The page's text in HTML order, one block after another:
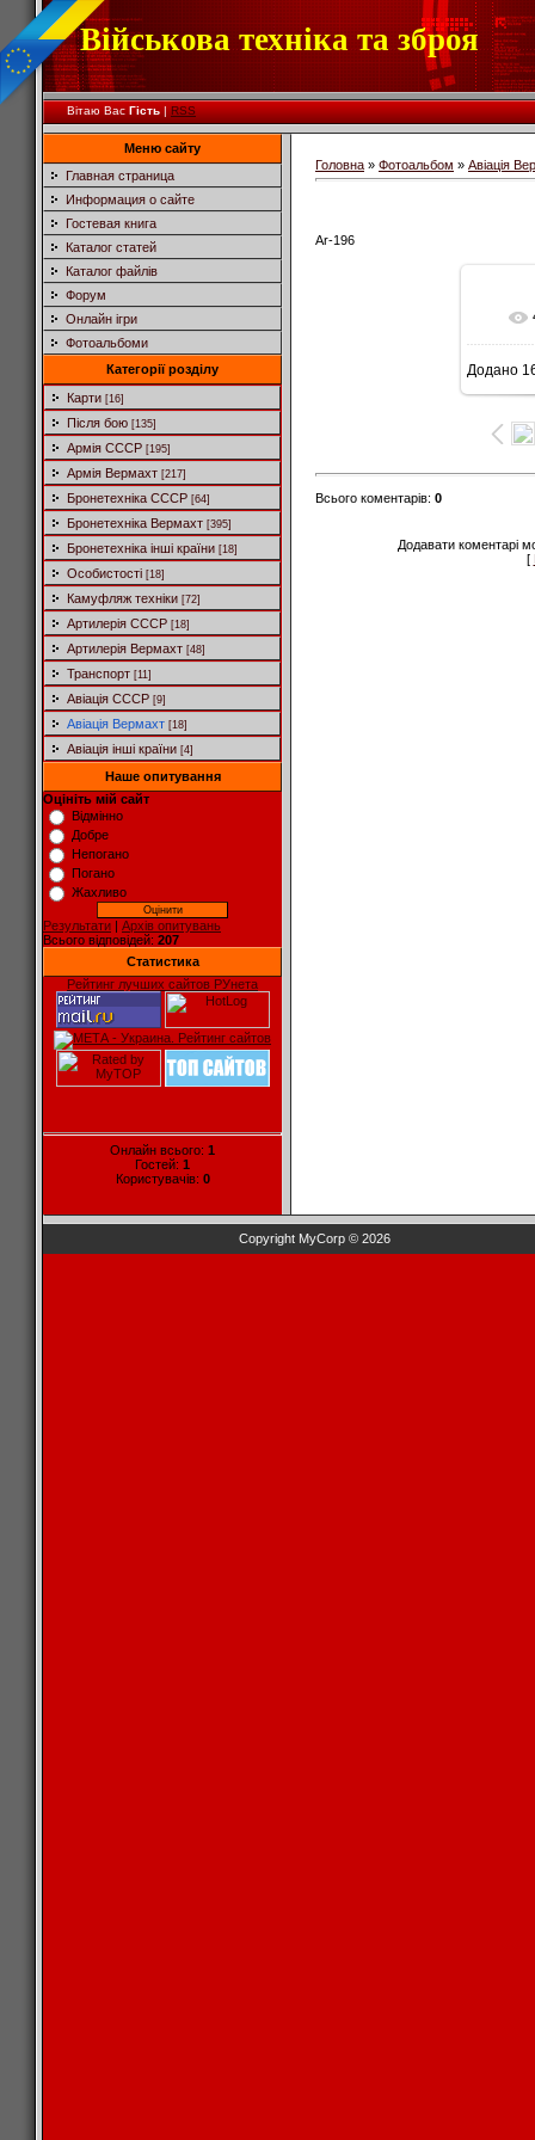
Військова техніка та зброя
Вітаю Вас Гість|RSS
Меню сайту
Главная страница
Информация о сайте
Гостевая книга
Каталог статей
Каталог файлів
Форум
Онлайн ігри
Фотоальбоми
Категорії розділу
Карти [16]
Після бою [135]
Армія СССР [195]
Армія Вермахт [217]
Бронетехніка СССР [64]
Бронетехніка Вермахт [395]
Бронетехніка інші країни [18]
Особистості [18]
Камуфляж техніки [72]
Артилерія СССР [18]
Артилерія Вермахт [48]
Транспорт [11]
Авіація СССР [9]
Авіація Вермахт [18]
Авіація інші країни [4]
Наше опитування
Оцініть мій сайт
Відмінно
Добре
Непогано
Погано
Жахливо
Результати | Архів опитувань
Всього відповідей: 207
Статистика
Рейтинг лучших сайтов РУнета
Онлайн всього: 1
Гостей: 1
Користувачів: 0
Головна » Фотоальбом » Авіація
Ar-196
Додано
Всього коментарів: 0
Додавати коментарі
[
Copyright MyCorp © 2026